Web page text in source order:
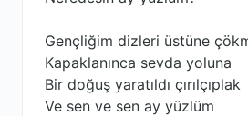
Gençliğim dizleri üstüne
Kapaklanınca sevda yoluna
Bir doğuş yaratıldı çırılçıplak
Ve sen ve sen ay yüzlüm